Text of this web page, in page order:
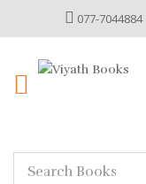
077-7044884